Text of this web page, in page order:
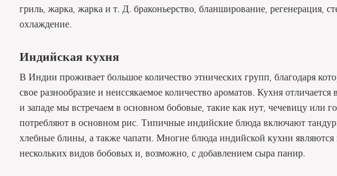
гриль, жарка, жарка и т. Д. браконьерство, бланширование, регенерация,
охлаждение.
Индийская кухня
В Индии проживает большое количество этнических групп, благодаря
свое разнообразие и неиссякаемое количество ароматов. Кухня отличается
и западе мы встречаем в основном бобовые, такие как нут, чечевицу или
потребляют в основном рис. Типичные индийские блюда включают
хлебные блины, а также чапати. Многие блюда индийской кухни являются
нескольких видов бобовых и, возможно, с добавлением сыра панир.